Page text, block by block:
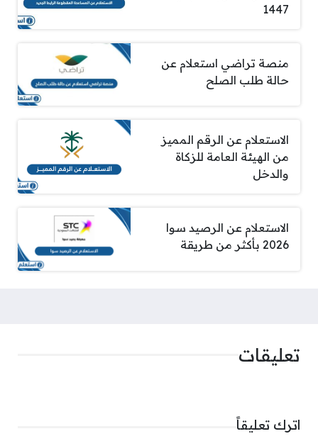
1447
منصة تراضي استعلام عن
حالة طلب الصلح
الاستعلام عن الرقم المميز
من الهيئة العامة للزكاة
والدخل
الاستعلام عن الرصيد سوا
2026 بأكثر من طريقة
تعليقات
اترك تعليقاً